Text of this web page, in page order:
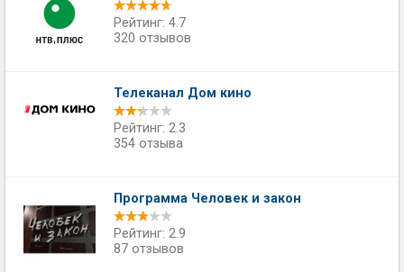
Рейтинг: 4.7
320 отзывов
Телеканал Дом кино
Рейтинг: 2.3
354 отзыва
Программа Человек и закон
Рейтинг: 2.9
87 отзывов